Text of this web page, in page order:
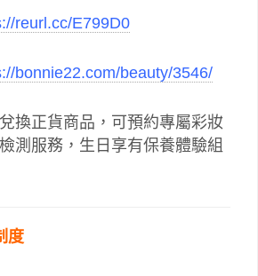
reurl.cc/E799D0
bonnie22.com/beauty/3546/
換正貨商品，可預約專屬彩妝
測服務，生日享有保養體驗組
度